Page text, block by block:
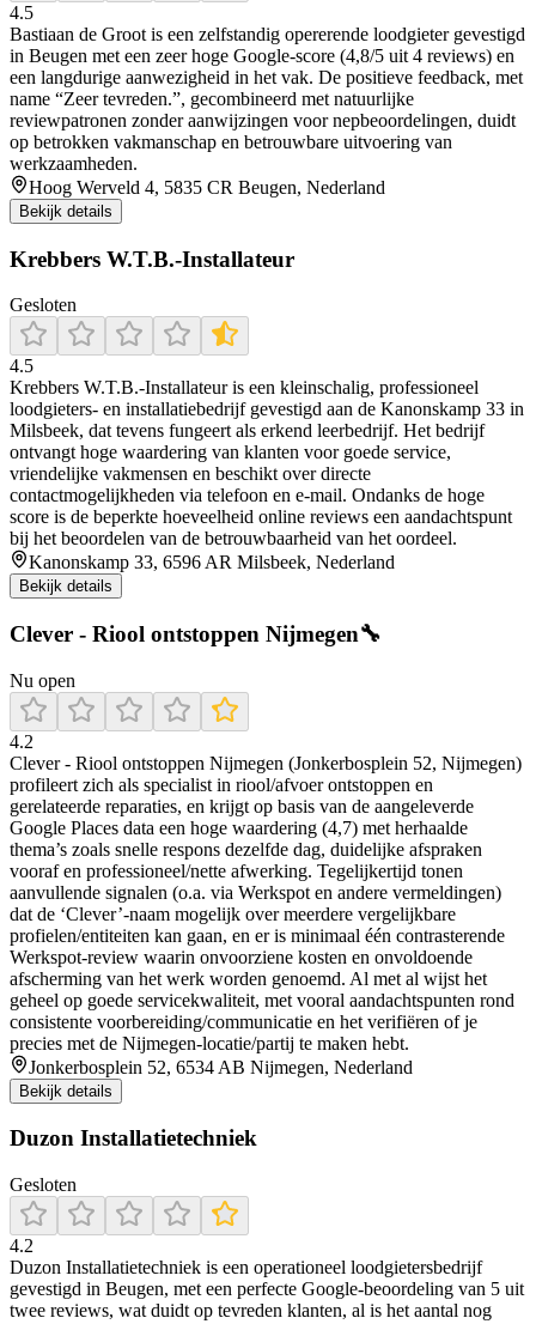
4.5
Bastiaan de Groot is een zelfstandig opererende loodgieter gevestigd
in Beugen met een zeer hoge Google-score (4,8/5 uit 4 reviews) en
een langdurige aanwezigheid in het vak. De positieve feedback, met
name “Zeer tevreden.”, gecombineerd met natuurlijke
reviewpatronen zonder aanwijzingen voor nepbeoordelingen, duidt
op betrokken vakmanschap en betrouwbare uitvoering van
werkzaamheden.
Hoog Werveld 4, 5835 CR Beugen, Nederland
Bekijk details
Krebbers W.T.B.-Installateur
Gesloten
4.5
Krebbers W.T.B.-Installateur is een kleinschalig, professioneel
loodgieters- en installatiebedrijf gevestigd aan de Kanonskamp 33 in
Milsbeek, dat tevens fungeert als erkend leerbedrijf. Het bedrijf
ontvangt hoge waardering van klanten voor goede service,
vriendelijke vakmensen en beschikt over directe
contactmogelijkheden via telefoon en e‑mail. Ondanks de hoge
score is de beperkte hoeveelheid online reviews een aandachtspunt
bij het beoordelen van de betrouwbaarheid van het oordeel.
Kanonskamp 33, 6596 AR Milsbeek, Nederland
Bekijk details
Clever - Riool ontstoppen Nijmegen🔧
Nu open
4.2
Clever - Riool ontstoppen Nijmegen (Jonkerbosplein 52, Nijmegen)
profileert zich als specialist in riool/afvoer ontstoppen en
gerelateerde reparaties, en krijgt op basis van de aangeleverde
Google Places data een hoge waardering (4,7) met herhaalde
thema’s zoals snelle respons dezelfde dag, duidelijke afspraken
vooraf en professioneel/nette afwerking. Tegelijkertijd tonen
aanvullende signalen (o.a. via Werkspot en andere vermeldingen)
dat de ‘Clever’-naam mogelijk over meerdere vergelijkbare
profielen/entiteiten kan gaan, en er is minimaal één contrasterende
Werkspot-review waarin onvoorziene kosten en onvoldoende
afscherming van het werk worden genoemd. Al met al wijst het
geheel op goede servicekwaliteit, met vooral aandachtspunten rond
consistente voorbereiding/communicatie en het verifiëren of je
precies met de Nijmegen-locatie/partij te maken hebt.
Jonkerbosplein 52, 6534 AB Nijmegen, Nederland
Bekijk details
Duzon Installatietechniek
Gesloten
4.2
Duzon Installatietechniek is een operationeel loodgietersbedrijf
gevestigd in Beugen, met een perfecte Google-beoordeling van 5 uit
twee reviews, wat duidt op tevreden klanten, al is het aantal nog